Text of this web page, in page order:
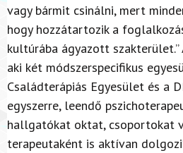
vagy bármit csinálni, mert
hogy hozzátartozik a
kultúrába ágyazott szakterület.”
aki két módszerspecifikus
Családterápiás Egyesület és a
egyszerre, leendő
hallgatókat oktat, csoportokat
terapeutaként is aktívan